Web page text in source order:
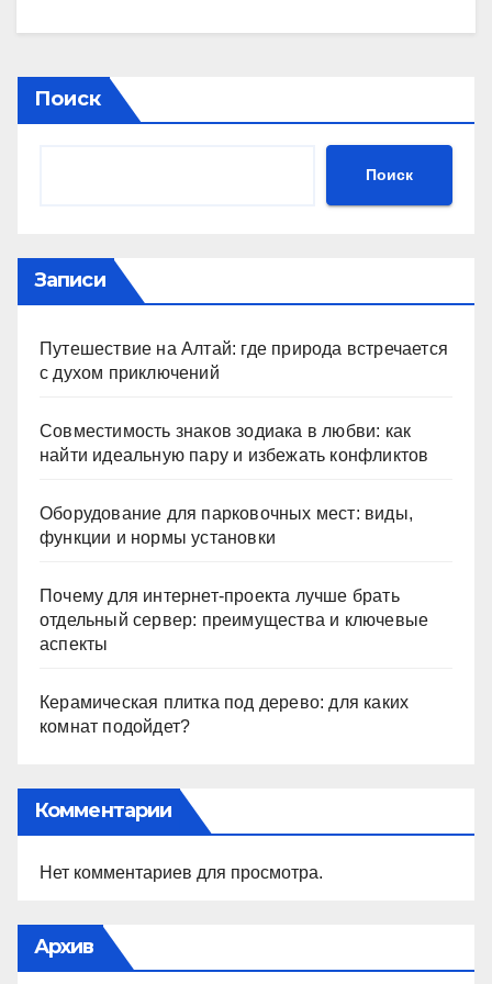
Поиск
Поиск
Записи
Путешествие на Алтай: где природа встречается
с духом приключений
Совместимость знаков зодиака в любви: как
найти идеальную пару и избежать конфликтов
Оборудование для парковочных мест: виды,
функции и нормы установки
Почему для интернет-проекта лучше брать
отдельный сервер: преимущества и ключевые
аспекты
Керамическая плитка под дерево: для каких
комнат подойдет?
Комментарии
Нет комментариев для просмотра.
Архив